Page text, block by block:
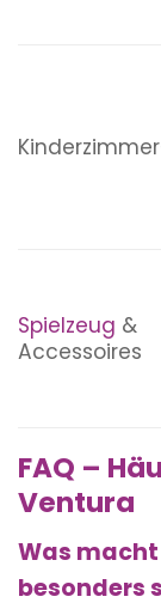
Spielzeug &
Accessoires
FAQ –
Ventura
Was
besonders